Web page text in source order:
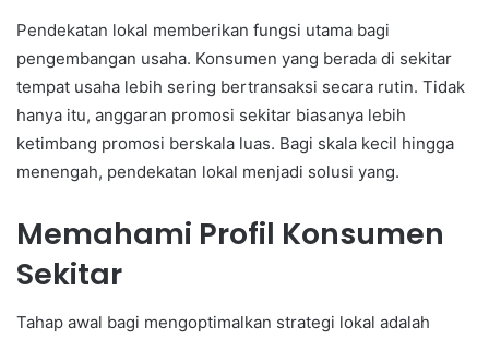
Pendekatan lokal memberikan fungsi utama bagi
pengembangan usaha. Konsumen yang berada di sekitar
tempat usaha lebih sering bertransaksi secara rutin. Tidak
hanya itu, anggaran promosi sekitar biasanya lebih
ketimbang promosi berskala luas. Bagi skala kecil hingga
menengah, pendekatan lokal menjadi solusi yang.
Memahami Profil Konsumen
Sekitar
Tahap awal bagi mengoptimalkan strategi lokal adalah